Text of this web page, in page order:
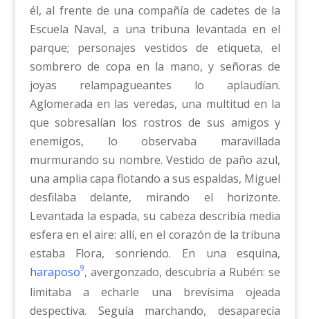
él, al frente de una compañía de cadetes de la
Escuela Naval, a una tribuna levantada en el
parque; personajes vestidos de etiqueta, el
sombrero de copa en la mano, y señoras de
joyas relampagueantes lo aplaudían.
Aglomerada en las veredas, una multitud en la
que sobresalían los rostros de sus amigos y
enemigos, lo observaba maravillada
murmurando su nombre. Vestido de paño azul,
una amplia capa flotando a sus espaldas, Miguel
desfilaba delante, mirando el horizonte.
Levantada la espada, su cabeza describía media
esfera en el aire: allí, en el corazón de la tribuna
estaba Flora, sonriendo. En una esquina,
haraposo9, avergonzado, descubría a Rubén: se
limitaba a echarle una brevísima ojeada
despectiva. Seguía marchando, desaparecía